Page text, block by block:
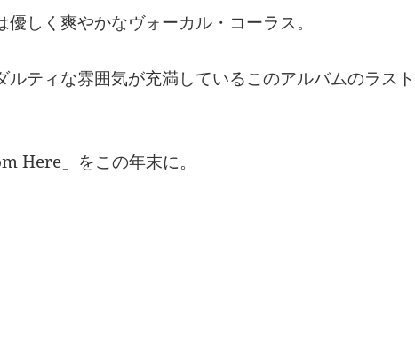
優しく爽やかなヴォーカル・コーラス。
ルティな雰囲気が充満しているこのアルバムのラス
Here」をこの年末に。